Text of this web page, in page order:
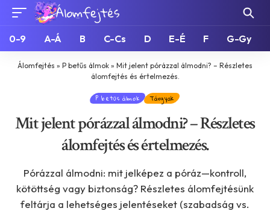
0-9 A-Á B C-Cs D E-É F G-Gy
Álomfejtés » P betűs álmok » Mit jelent pórázzal álmodni? – Részletes
álomfejtés és értelmezés.
P betűs álmok Tárgyak
Mit jelent pórázzal álmodni? – Részletes
álomfejtés és értelmezés.
Pórázzal álmodni: mit jelképez a póráz—kontroll,
kötöttség vagy biztonság? Részletes álomfejtésünk
feltárja a lehetséges jelentéseket (szabadság vs.